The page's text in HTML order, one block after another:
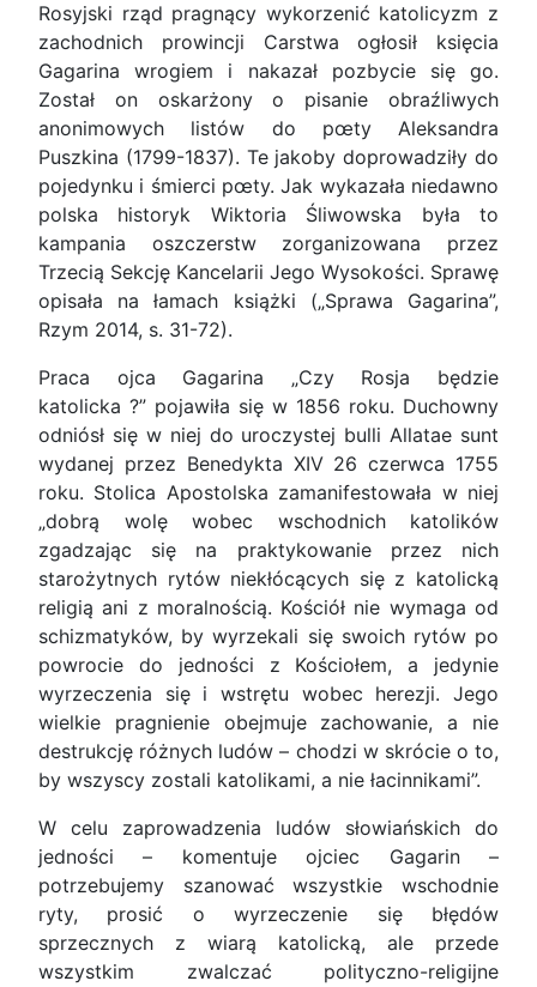
Rosyjski rząd pragnący wykorzenić katolicyzm z
zachodnich prowincji Carstwa ogłosił księcia
Gagarina wrogiem i nakazał pozbycie się go.
Został on oskarżony o pisanie obraźliwych
anonimowych listów do pœty Aleksandra
Puszkina (1799-1837). Te jakoby doprowadziły do
pojedynku i śmierci pœty. Jak wykazała niedawno
polska historyk Wiktoria Śliwowska była to
kampania oszczerstw zorganizowana przez
Trzecią Sekcję Kancelarii Jego Wysokości. Sprawę
opisała na łamach książki („Sprawa Gagarina”,
Rzym 2014, s. 31-72).
Praca ojca Gagarina „Czy Rosja będzie
katolicka ?” pojawiła się w 1856 roku. Duchowny
odniósł się w niej do uroczystej bulli Allatae sunt
wydanej przez Benedykta XIV 26 czerwca 1755
roku. Stolica Apostolska zamanifestowała w niej
„dobrą wolę wobec wschodnich katolików
zgadzając się na praktykowanie przez nich
starożytnych rytów niekłócących się z katolicką
religią ani z moralnością. Kościół nie wymaga od
schizmatyków, by wyrzekali się swoich rytów po
powrocie do jedności z Kościołem, a jedynie
wyrzeczenia się i wstrętu wobec herezji. Jego
wielkie pragnienie obejmuje zachowanie, a nie
destrukcję różnych ludów – chodzi w skrócie o to,
by wszyscy zostali katolikami, a nie łacinnikami”.
W celu zaprowadzenia ludów słowiańskich do
jedności – komentuje ojciec Gagarin –
potrzebujemy szanować wszystkie wschodnie
ryty, prosić o wyrzeczenie się błędów
sprzecznych z wiarą katolicką, ale przede
wszystkim zwalczać polityczno-religijne